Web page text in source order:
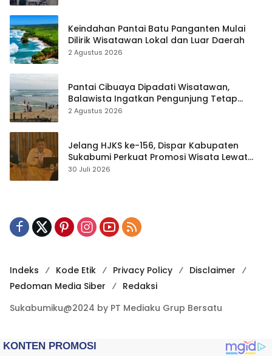
Keindahan Pantai Batu Panganten Mulai
Dilirik Wisatawan Lokal dan Luar Daerah
2 Agustus 2026
Pantai Cibuaya Dipadati Wisatawan,
Balawista Ingatkan Pengunjung Tetap
Waspada
2 Agustus 2026
Jelang HJKS ke-156, Dispar Kabupaten
Sukabumi Perkuat Promosi Wisata Lewat
Publikasi Digital
30 Juli 2026
Indeks Kode Etik Privacy Policy
Disclaimer
Pedoman Media Siber
Redaksi
Sukabumiku@2024 by PT Mediaku Grup Bersatu